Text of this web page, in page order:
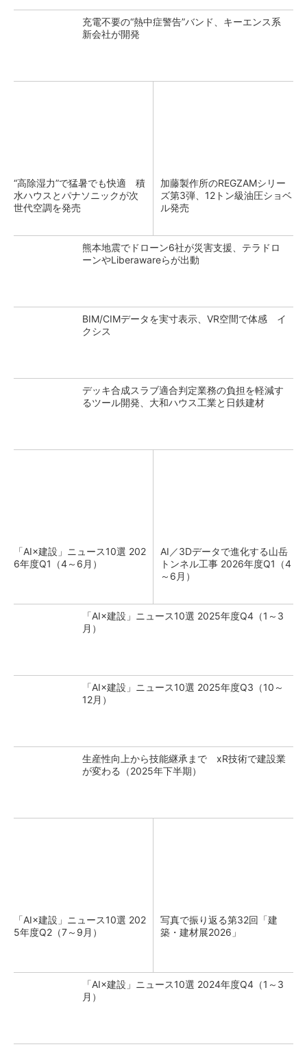
充電不要の“熱中症警告”バンド、キーエンス系
新会社が開発
“高除湿力”で猛暑でも快適 積
水ハウスとパナソニックが次
世代空調を発売
加藤製作所のREGZAMシリー
ズ第3弾、12トン級油圧ショベ
ル発売
熊本地震でドローン6社が災害支援、テラドロ
ーンやLiberawareらが出動
BIM/CIMデータを実寸表示、VR空間で体感 イ
クシス
デッキ合成スラブ適合判定業務の負担を軽減す
るツール開発、大和ハウス工業と日鉄建材
「AI×建設」ニュース10選 202
6年度Q1（4～6月）
AI／3Dデータで進化する山岳
トンネル工事 2026年度Q1（4
～6月）
「AI×建設」ニュース10選 2025年度Q4（1～3
月）
「AI×建設」ニュース10選 2025年度Q3（10～
12月）
生産性向上から技能継承まで xR技術で建設業
が変わる（2025年下半期）
「AI×建設」ニュース10選 202
5年度Q2（7～9月）
写真で振り返る第32回「建
築・建材展2026」
「AI×建設」ニュース10選 2024年度Q4（1～3
月）